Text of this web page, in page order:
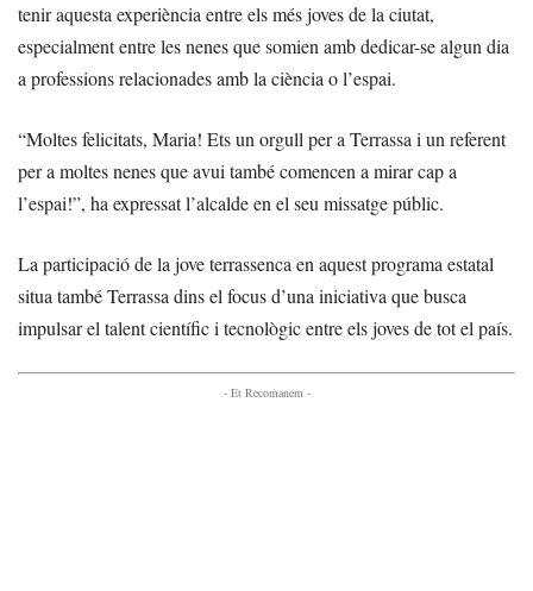
tenir aquesta experiència entre els més joves de la ciutat,
especialment entre les nenes que somien amb dedicar-se algun dia
a professions relacionades amb la ciència o l’espai.
“Moltes felicitats, Maria! Ets un orgull per a Terrassa i un referent
per a moltes nenes que avui també comencen a mirar cap a
l’espai!”, ha expressat l’alcalde en el seu missatge públic.
La participació de la jove terrassenca en aquest programa estatal
situa també Terrassa dins el focus d’una iniciativa que busca
impulsar el talent científic i tecnològic entre els joves de tot el país.
- Et Recomanem -